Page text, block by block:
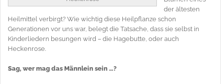
der ältesten
Heilmittel verbirgt? Wie wichtig diese Heilpflanze schon
Generationen vor uns war, belegt die Tatsache, dass sie selbst in
Kinderliedern besungen wird – die Hagebutte, oder auch
Heckenrose.
Sag, wer mag das Männlein sein …?